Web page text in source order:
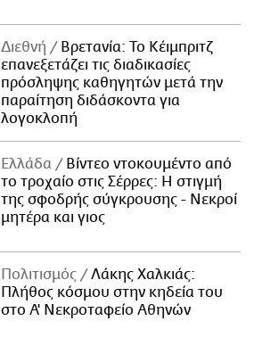
Διεθνή
Βρετανία: Το Κέιμπριτζ
επανεξετάζει τις διαδικασίες
πρόσληψης καθηγητών μετά την
παραίτηση διδάσκοντα για
λογοκλοπή
Ελλάδα
Βίντεο ντοκουμέντο από
το τροχαίο στις Σέρρες: Η στιγμή
της σφοδρής σύγκρουσης - Νεκροί
μητέρα και γιος
Πολιτισμός
Λάκης Χαλκιάς:
Πλήθος κόσμου στην κηδεία του
στο Α' Νεκροταφείο Αθηνών